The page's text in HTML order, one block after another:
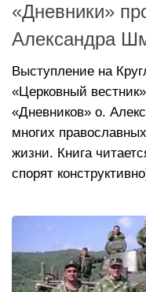
«Дневники»
Александра
Выступление на
«Церковный
«Дневников» о.
многих
жизни. Книга
спорят